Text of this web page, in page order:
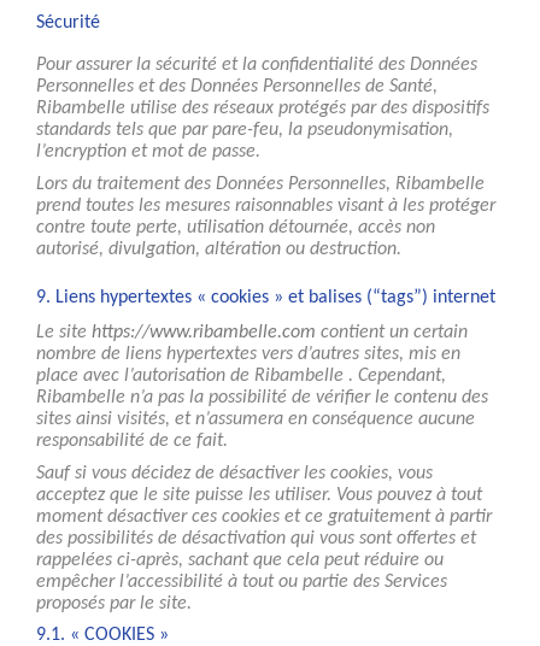
Sécurité
Pour assurer la sécurité et la confidentialité des Données
Personnelles et des Données Personnelles de Santé,
Ribambelle utilise des réseaux protégés par des dispositifs
standards tels que par pare-feu, la pseudonymisation,
l’encryption et mot de passe.
Lors du traitement des Données Personnelles, Ribambelle
prend toutes les mesures raisonnables visant à les protéger
contre toute perte, utilisation détournée, accès non
autorisé, divulgation, altération ou destruction.
9. Liens hypertextes « cookies » et balises (“tags”) internet
Le site https://www.ribambelle.com contient un certain
nombre de liens hypertextes vers d’autres sites, mis en
place avec l’autorisation de Ribambelle . Cependant,
Ribambelle n’a pas la possibilité de vérifier le contenu des
sites ainsi visités, et n’assumera en conséquence aucune
responsabilité de ce fait.
Sauf si vous décidez de désactiver les cookies, vous
acceptez que le site puisse les utiliser. Vous pouvez à tout
moment désactiver ces cookies et ce gratuitement à partir
des possibilités de désactivation qui vous sont offertes et
rappelées ci-après, sachant que cela peut réduire ou
empêcher l’accessibilité à tout ou partie des Services
proposés par le site.
9.1. « COOKIES »